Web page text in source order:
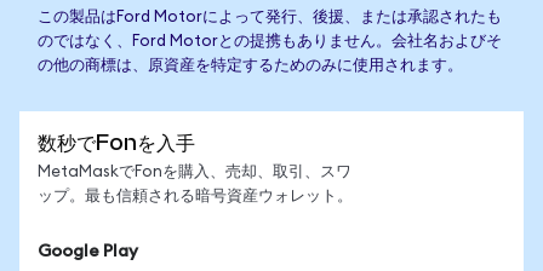
この製品はFord Motorによって発行、後援、または承認されたも
のではなく、Ford Motorとの提携もありません。会社名およびそ
の他の商標は、原資産を特定するためのみに使用されます。
数秒でFonを入手
MetaMaskでFonを購入、売却、取引、スワ
ップ。最も信頼される暗号資産ウォレット。
Google Play